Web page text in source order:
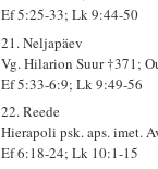
Ef 5:25-33; Lk 9:44-50
21. Neljapäev
Vg. Hilarion Suur †371;
Ef 5:33-6:9; Lk 9:49-56
22. Reede
Hierapoli psk. aps. imet.
Ef 6:18-24; Lk 10:1-15